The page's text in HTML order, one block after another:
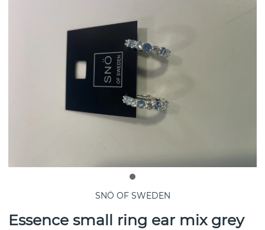
SNÖ OF SWEDEN
Essence small ring ear mix grey